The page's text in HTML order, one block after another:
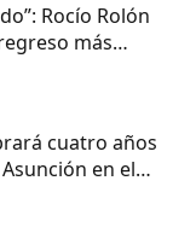
Rocío Rolón
más
paraguaya
cuatro años
en el